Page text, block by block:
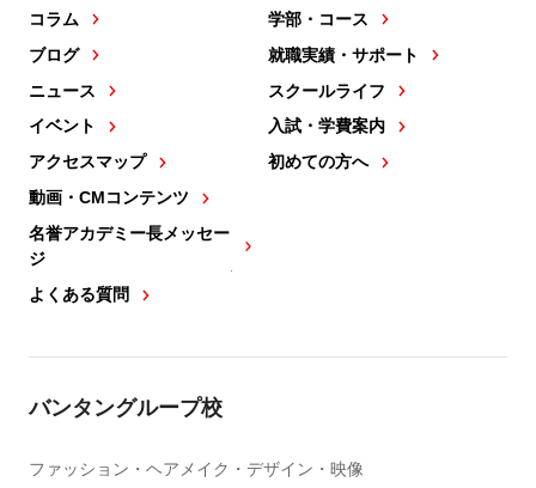
コラム
ブログ
ニュース
イベント
アクセスマップ
動画・CMコンテンツ
名誉アカデミー長メッセー
ジ
よくある質問
学部・コース
就職実績・サポート
スクールライフ
入試・学費案内
初めての方へ
バンタングループ校
ファッション・ヘアメイク・デザイン・映像